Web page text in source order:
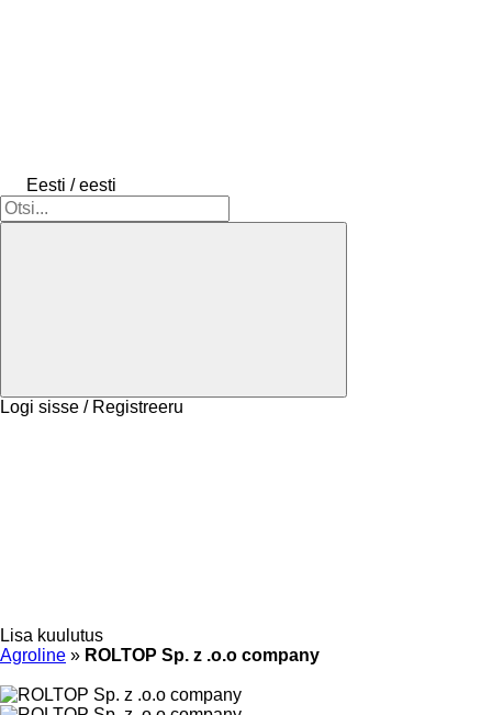
Eesti / eesti
Logi sisse / Registreeru
Lisa kuulutus
Agroline » ROLTOP Sp. z .o.o company